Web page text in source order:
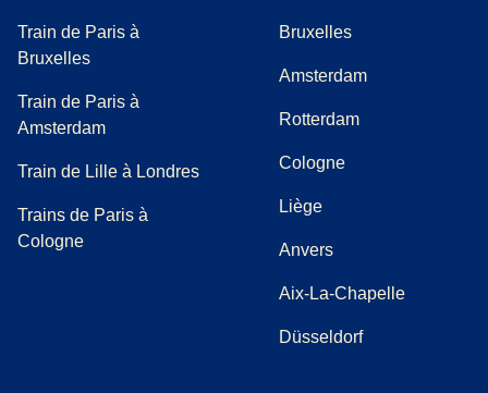
Train de Paris à
Bruxelles
Train de Paris à
Amsterdam
Train de Lille à Londres
Trains de Paris à
Cologne
Bruxelles
Amsterdam
Rotterdam
Cologne
Liège
Anvers
Aix-La-Chapelle
Düsseldorf